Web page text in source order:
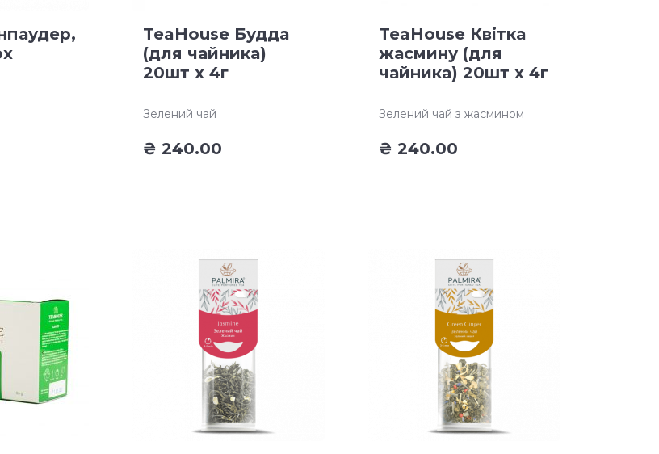
TeaHouse Будда
(для чайника)
20шт х 4г
Зелений чай
₴ 240.00
TeaHouse Квітка
жасмину (для
чайника) 20шт х 4г
Зелений чай з жасмином
₴ 240.00